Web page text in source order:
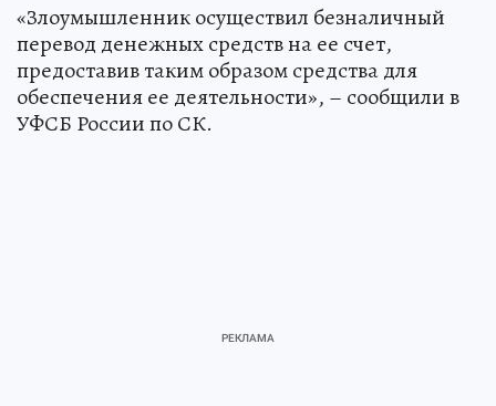
«Злоумышленник осуществил безналичный
перевод денежных средств на ее счет,
предоставив таким образом средства для
обеспечения ее деятельности», – сообщили в
УФСБ России по СК.